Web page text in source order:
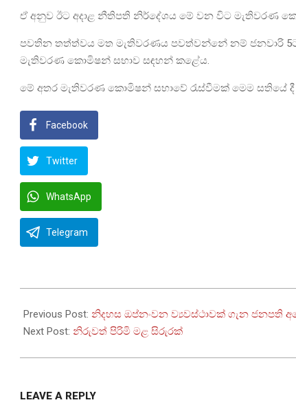
ඒ අනුව ඊට අදාළ නීතිපති නිර්දේශය මේ වන විට මැතිවරණ
පවතින තත්ත්වය මත මැතිවරණය පවත්වන්නේ නම් ජනවාරි
මැතිවරණ කොමිෂන් සභාව සඳහන් කළේය.
මේ අතර මැතිවරණ කොමිෂන් සභාවේ රැස්වීමක් මෙම සතියේ
Facebook
Twitter
WhatsApp
Telegram
12-
05
Previous Post: නිදහස ඔප්නංවන ව්‍යවස්ථාවක් ගැන ජනපති
Next Post: නිරුවත් පිරිමි මළ සිරුරක්
LEAVE A REPLY